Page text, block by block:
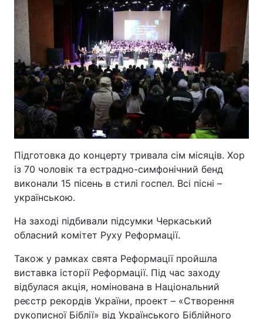
Підготовка до концерту тривала сім місяців. Хор
із 70 чоловік та естрадно-симфонічний бенд
виконали 15 пісень в стилі госпел. Всі пісні –
українською.
На заході підбивали підсумки Черкаський
обласний комітет Руху Реформації.
Також у рамках свята Реформації пройшла
виставка історії Реформації. Під час заходу
відбулася акція, номінована в Національний
реєстр рекордів України, проект – «Створення
рукописної Біблії» від Українського Біблійного